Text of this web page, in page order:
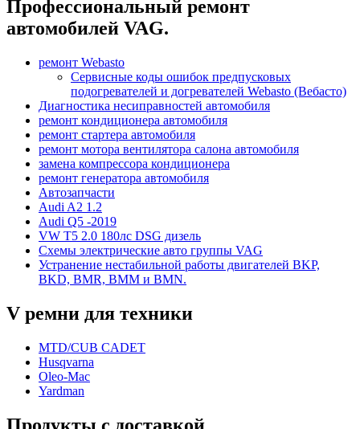
Профессиональный ремонт
автомобилей VAG.
ремонт Webasto
Сервисные коды ошибок предпусковых
подогревателей и догревателей Webasto (Вебасто)
Диагностика несиправностей автомобиля
ремонт кондиционера автомобиля
ремонт стартера автомобиля
ремонт мотора вентилятора салона автомобиля
замена компрессора кондиционера
ремонт генератора автомобиля
Автозапчасти
Audi A2 1.2
Audi Q5 -2019
VW T5 2.0 180лс DSG дизель
Схемы электрические авто группы VAG
Устранение нестабильной работы двигателей BKP,
BKD, BMR, BMM и BMN.
V ремни для техники
MTD/CUB CADET
Husqvarna
Oleo-Mac
Yardman
Продукты с доставкой